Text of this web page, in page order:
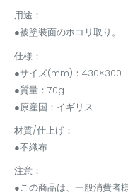
用途：
●被塗装面のホコリ取り。
仕様：
●サイズ(mm)：430×300
●質量：70g
●原産国：イギリス
材質/仕上げ：
●不織布
注意：
●この商品は、一般消費者